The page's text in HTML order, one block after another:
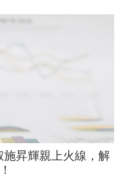
施昇輝親上火線，解